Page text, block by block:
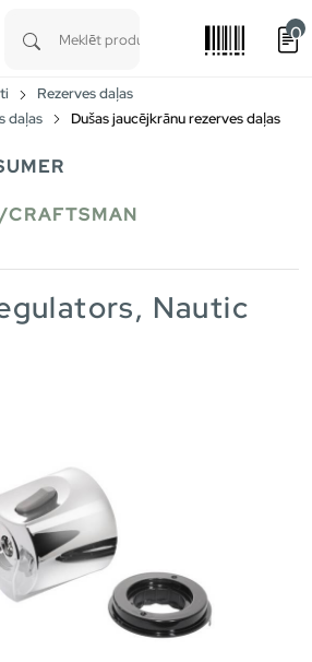
0
Rezerves daļas
daļas
Dušas jaucējkrānu rezerves daļas
Nautic